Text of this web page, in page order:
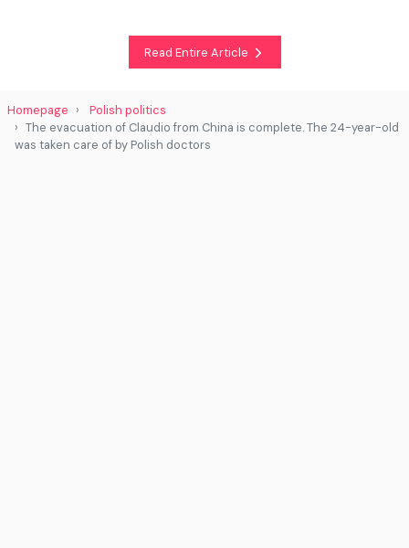
Read Entire Article
Homepage
Polish politics
The evacuation of Claudio from China is complete. The 24-year-old
was taken care of by Polish doctors